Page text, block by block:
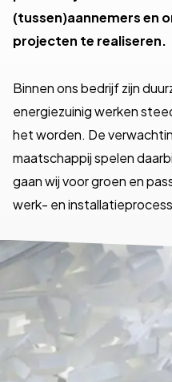
(tussen)aannemers en
projecten te realiseren.
Binnen ons bedrijf zijn
energiezuinig werken
het worden. De
maatschappij spelen
gaan wij voor groen en
werk- en